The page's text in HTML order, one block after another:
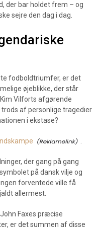
der bar holdet frem – og
sejre den dag i dag.
fodboldtriumfer, er det
øjeblikke, der står
Vilforts afgørende
trods af personlige tragedier
i ekstase?
der gang på gang
på dansk vilje og
forventede ville få
allermest.
Faxes præcise
er det summen af disse